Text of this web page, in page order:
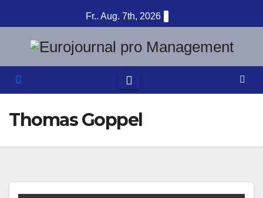
Inhalt
springen
Fr.. Aug. 7th, 2026
Thomas Goppel